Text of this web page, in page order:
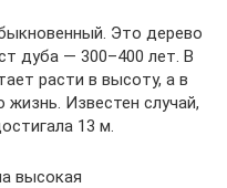
Это дерево
дуба — 300–400 лет. В
расти в высоту, а в
Известен случай,
13 м.
высокая